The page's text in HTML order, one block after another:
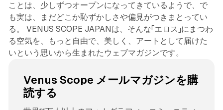
ことは、少しずつオープンになってきているようで、で
も実は、まだどこか恥ずかしさや偏見がつきまとってい
る。 VENUS SCOPE JAPANは、そんな「エロス」にまつわ
る空気を、もっと自由で、美しく、アートとして届けた
いという思いから生まれたウェブマガジンです。
Venus Scope メールマガジンを購
読する